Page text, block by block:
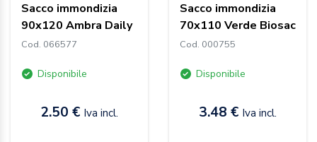
Sacco immondizia
90x120 Ambra Daily
Cod. 066577
Disponibile
2.50 € Iva incl.
Sacco immondizia
70x110 Verde Biosac
Cod. 000755
Disponibile
3.48 € Iva incl.